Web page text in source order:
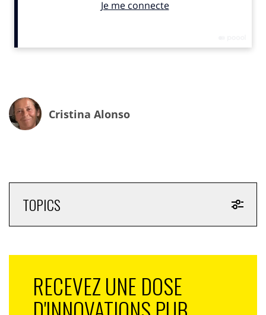
3,5/10, les réseaux sociaux représentent le média
démocratie, à savoir la confiance dans l’information et
Cristina Alonso
TOPICS
RECEVEZ UNE DOSE